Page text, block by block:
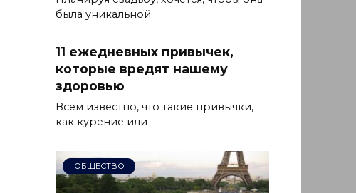
была уникальной
11 ежедневных привычек,
которые вредят нашему
здоровью
Всем известно, что такие привычки,
как курение или
ОБЩЕСТВО